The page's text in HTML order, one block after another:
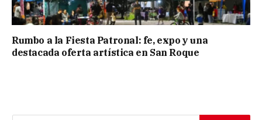
Rumbo a la Fiesta Patronal: fe, expo y una
destacada oferta artística en San Roque